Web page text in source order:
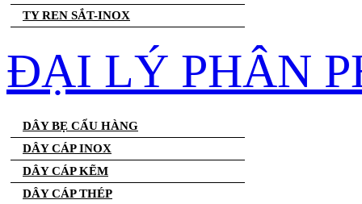
TY REN SẮT-INOX
ĐẠI LÝ PHÂN
DÂY BẸ CẨU HÀNG
DÂY CÁP INOX
DÂY CÁP KẼM
DÂY CÁP THÉP